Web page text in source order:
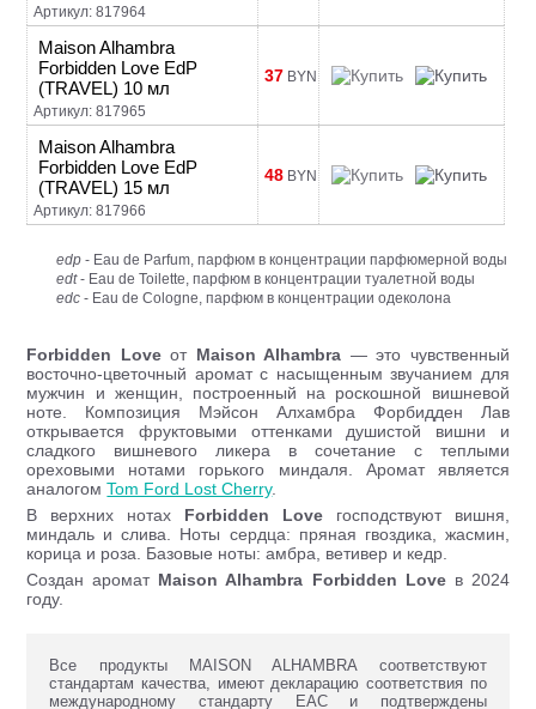
Артикул: 817964
Maison Alhambra
Forbidden Love EdP
(TRAVEL) 10 мл
Артикул: 817965
37 BYN
Maison Alhambra
Forbidden Love EdP
(TRAVEL) 15 мл
Артикул: 817966
48 BYN
edp - Eau de Parfum, парфюм в концентрации парфюмерной воды
edt- Eau de Toilette, парфюм в концентрации туалетной воды
edc - Eau de Cologne, парфюм в концентрации одеколона
Forbidden Loveот Maison Alhambra — это чувственный
восточно-цветочный аромат с насыщенным звучанием для
мужчин и женщин, построенный на роскошной вишневой
ноте. Композиция Мэйсон Алхамбра Форбидден Лав
открывается фруктовыми оттенками душистой вишни и
сладкого вишневого ликера в сочетание с теплыми
ореховыми нотами горького миндаля. Аромат является
аналогомTom Ford Lost Cherry.
В верхних нотах Forbidden Loveгосподствуют вишня,
миндаль и слива. Ноты сердца: пряная гвоздика, жасмин,
корица и роза. Базовые ноты: амбра, ветивер и кедр.
Создан аромат Maison Alhambra Forbidden Loveв 2024
году.
Все продукты MAISON ALHAMBRA соответствуют
стандартам качества, имеют декларацию соответствия по
международному стандарту ЕАС и подтверждены